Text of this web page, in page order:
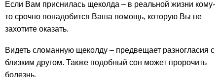
Если Вам приснилась щеколда – в реальной жизни кому-
то срочно понадобится Ваша помощь, которую Вы не
захотите оказать.
Видеть сломанную щеколду – предвещает разногласия с
близким другом. Также подобный сон может пророчить
болезнь.